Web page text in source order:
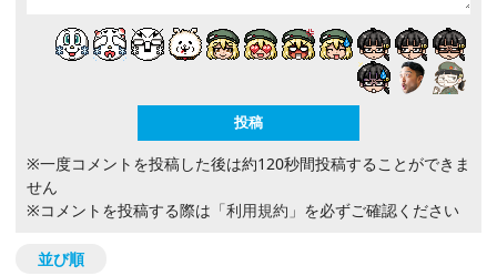
※一度コメントを投稿した後は約120秒間投稿することができま
せん
※コメントを投稿する際は 「利用規約」 を必ずご確認ください
並び順